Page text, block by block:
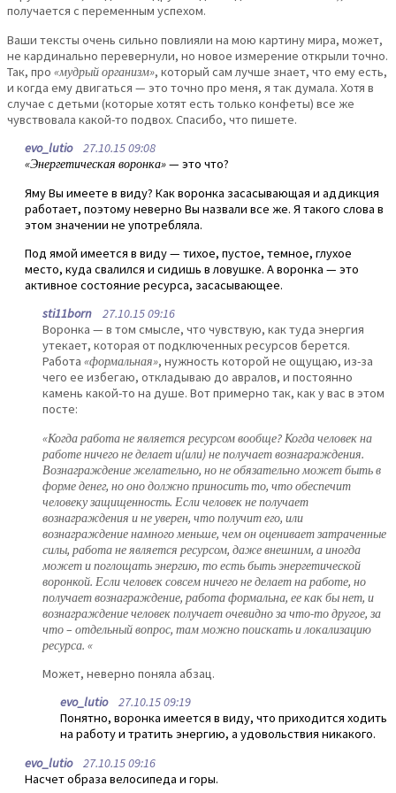
получается с переменным успехом.
Ваши тексты очень сильно повлияли на мою картину мира, может,
не кардинально перевернули, но новое измерение открыли точно.
Так, про «мудрый организм», который сам лучше знает, что ему есть,
и когда ему двигаться — это точно про меня, я так думала. Хотя в
случае с детьми (которые хотят есть только конфеты) все же
чувствовала какой-то подвох. Спасибо, что пишете.
evo_lutio27.10.15 09:08
«Энергетическая воронка»— это что?
Яму Вы имеете в виду? Как воронка засасывающая и аддикция
работает, поэтому неверно Вы назвали все же. Я такого слова в
этом значении не употребляла.
Под ямой имеется в виду — тихое, пустое, темное, глухое
место, куда свалился и сидишь в ловушке. А воронка — это
активное состояние ресурса, засасывающее.
sti11born 27.10.15 09:16
Воронка — в том смысле, что чувствую, как туда энергия
утекает, которая от подключенных ресурсов берется.
Работа «формальная», нужность которой не ощущаю, из-за
чего ее избегаю, откладываю до авралов, и постоянно
камень какой-то на душе. Вот примерно так, как у вас в этом
посте:
«Когда работа не является ресурсом вообще? Когда человек на
работе ничего не делает и(или) не получает вознаграждения.
Вознаграждение желательно, но не обязательно может быть в
форме денег, но оно должно приносить то, что обеспечит
человеку защищенность. Если человек не получает
вознаграждения и не уверен, что получит его, или
вознаграждение намного меньше, чем он оценивает затраченные
силы, работа не является ресурсом, даже внешним, а иногда
может и поглощать энергию, то есть быть энергетической
воронкой. Если человек совсем ничего не делает на работе, но
получает вознаграждение, работа формальна, ее как бы нет, и
вознаграждение человек получает очевидно за что-то другое, за
что – отдельный вопрос, там можно поискать и локализацию
ресурса. «
Может, неверно поняла абзац.
evo_lutio27.10.15 09:19
Понятно, воронка имеется в виду, что приходится ходить
на работу и тратить энергию, а удовольствия никакого.
evo_lutio27.10.15 09:16
Насчет образа велосипеда и горы.